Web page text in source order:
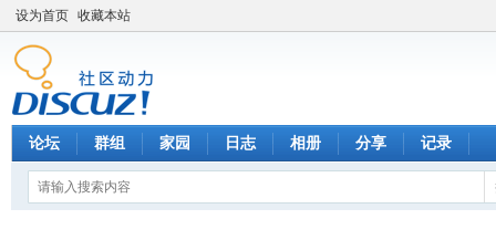
设为首页 收藏本站
论坛 群组 家园 日志 相册 分享 记录